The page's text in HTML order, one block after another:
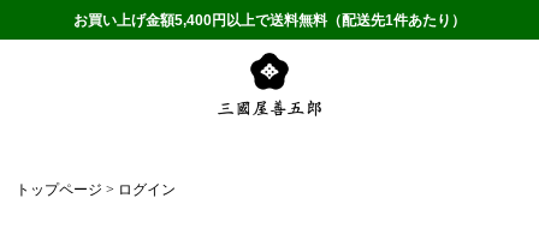
お買い上げ金額5,400円以上で送料無料（配送先1件あたり）
トップページ ログイン